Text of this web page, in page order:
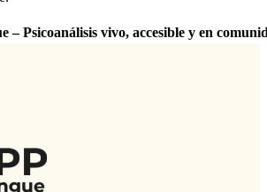
– Psicoanálisis vivo, accesible y en